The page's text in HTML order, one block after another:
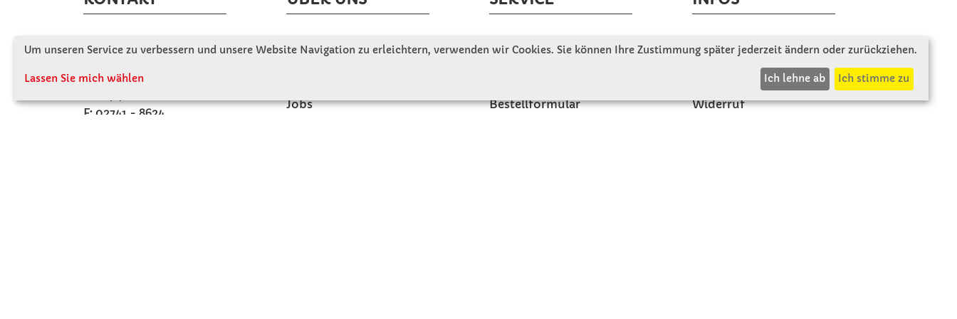
Winkler Schulbedarf GmbH
A - 3121 Karlstetten
F: 02741 - 8624
Wir stellen uns vor
Jobs
Gute Gründe für Winkler
Bestellformular
Zahlung & Versand
Rücksendung
Widerruf
Um unseren Service zu verbessern und unsere Website Navigation zu erleichtern, verwenden wir Cookies. Sie können Ihre Zustimmung später jederzeit ändern oder zurückziehen.
Lassen Sie mich wählen Ich lehne ab Ich stimme zu